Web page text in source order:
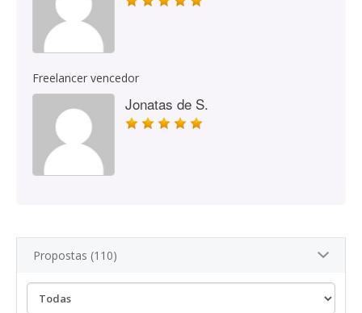
Freelancer vencedor
Jonatas de S.
Propostas (110)